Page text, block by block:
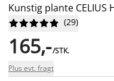
Kunstig plante CELIUS





 (29)
165,-/STK.
Plus evt. fragt